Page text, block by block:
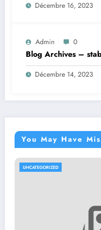
Décembre 16, 2023
Admin 0
Blog Archives –
Décembre 14, 2023
You May Have